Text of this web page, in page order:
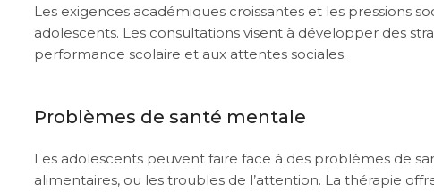
Les exigences académiques croissantes et les pressions
adolescents. Les consultations visent à développer des
performance scolaire et aux attentes sociales.
Problèmes de santé mentale
Les adolescents peuvent faire face à des problèmes de
alimentaires, ou les troubles de l’attention. La thérapie